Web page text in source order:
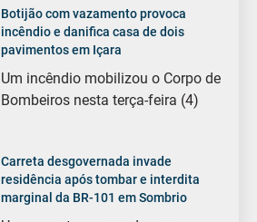
Botijão com vazamento provoca
incêndio e danifica casa de dois
pavimentos em Içara
Um incêndio mobilizou o Corpo de
Bombeiros nesta terça-feira (4)
Carreta desgovernada invade
residência após tombar e interdita
marginal da BR-101 em Sombrio